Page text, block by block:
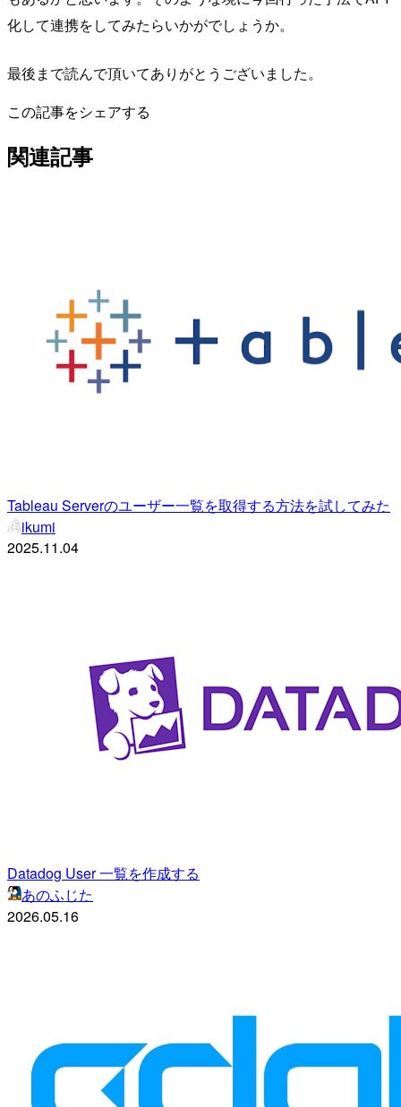
化して連携をしてみたらいかがでしょうか。
最後まで読んで頂いてありがとうございました。
この記事をシェアする
関連記事
Tableau Serverのユーザー一覧を取得する方法を試してみた
ikumi
2025.11.04
Datadog User 一覧を作成する
あのふじた
2026.05.16